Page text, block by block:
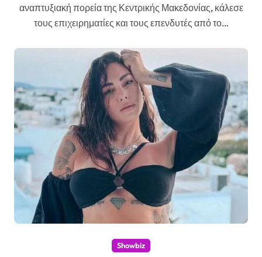
αναπτυξιακή πορεία της Κεντρικής Μακεδονίας, κάλεσε
τους επιχειρηματίες και τους επενδυτές από το…
Showbiz